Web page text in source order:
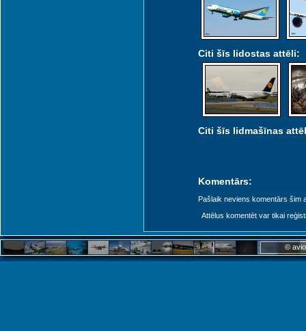
Citi šīs lidostas attēli:
Citi šīs lidmašīnas
Komentārs:
Pašlaik neviens komentārs šim
Attēlus komentēt var tikai
©